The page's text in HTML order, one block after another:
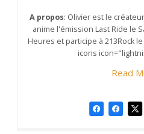
A propos: Olivier est le
anime l'émission Last Ride le
Heures et participe à 213Rock
icons
Read